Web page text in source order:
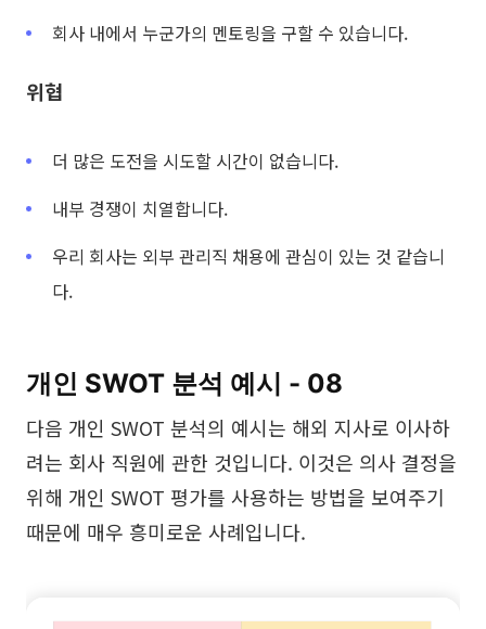
회사 내에서 누군가의 멘토링을 구할 수 있습니다.
위협
더 많은 도전을 시도할 시간이 없습니다.
내부 경쟁이 치열합니다.
우리 회사는 외부 관리직 채용에 관심이 있는 것 같습니
다.
개인 SWOT 분석 예시 - 08
다음 개인 SWOT 분석의 예시는 해외 지사로 이사하
려는 회사 직원에 관한 것입니다. 이것은 의사 결정을
위해 개인 SWOT 평가를 사용하는 방법을 보여주기
때문에 매우 흥미로운 사례입니다.